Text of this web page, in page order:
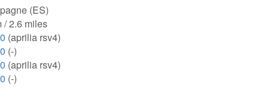
(ES)
/ 2.6 miles
(aprilia rsv4)
(-)
(aprilia rsv4)
(-)